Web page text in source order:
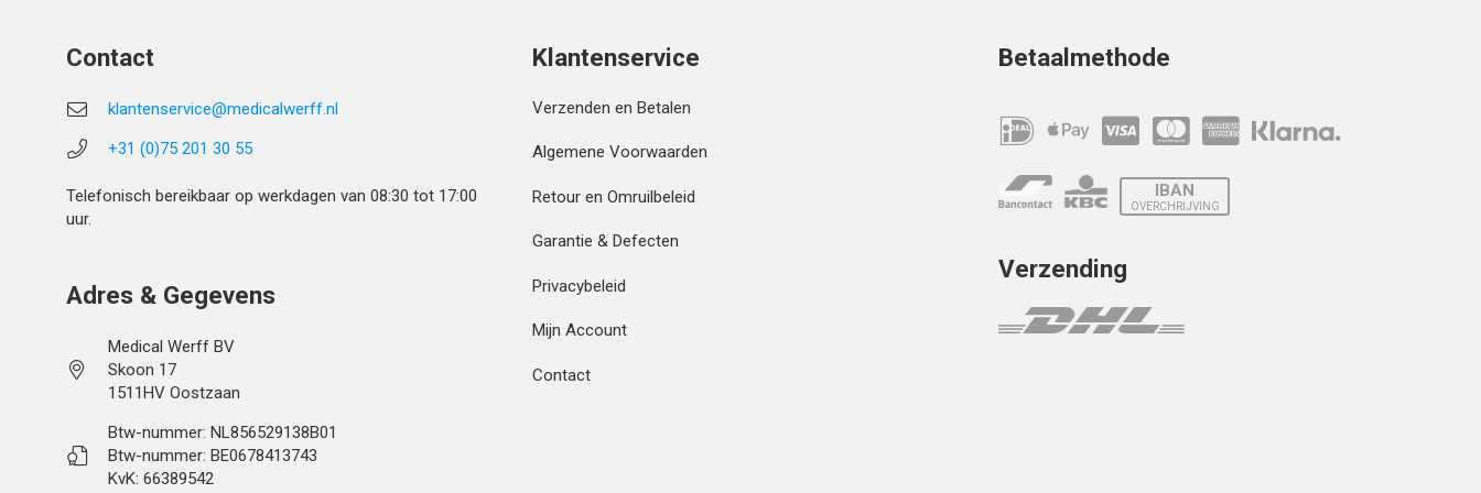
Contact
klantenservice@medicalwerff.nl
+31 (0)75 201 30 55
Telefonisch bereikbaar op werkdagen van 08:30 tot 17:00
uur.
Adres & Gegevens
Medical Werff BV
Skoon 17
1511HV Oostzaan
Btw-nummer: NL856529138B01
Btw-nummer: BE0678413743
KvK: 66389542
Klantenservice
Verzenden en Betalen
Algemene Voorwaarden
Retour en Omruilbeleid
Garantie & Defecten
Privacybeleid
Mijn Account
Contact
Betaalmethode
IBAN
OVERCHRIJVING
Verzending